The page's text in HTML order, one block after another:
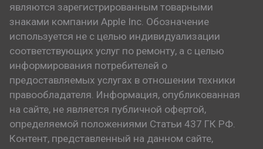
являются зарегистрированным товарными
знаками компании Apple Inc. Обозначение
используется не с целью индивидуализации
соответствующих услуг по ремонту, а с целью
информирования потребителей о
предоставляемых услугах в отношении техники
правообладателя. Информация, опубликованная
на сайте, не является публичной офертой,
определяемой положениями Статьи 437 ГК РФ.
Контент, представленный на данном сайте,